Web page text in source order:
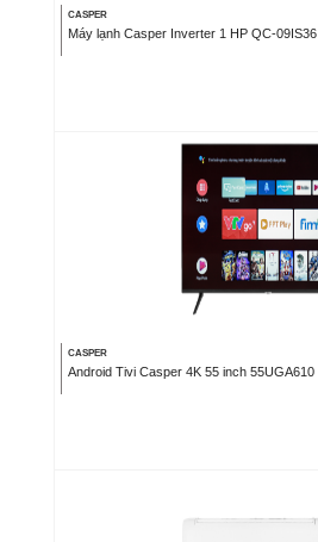
CASPER
Máy lạnh Casper Inverter 1 HP QC-09IS36
CASPER
Android Tivi Casper 4K 55 inch 55UGA610